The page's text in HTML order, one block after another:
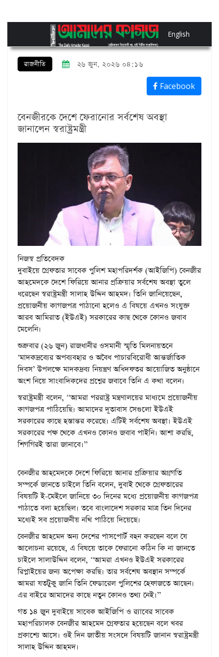
English
রাজনীতি ২৬ জুন, ২০২৬ ০৪:১৬
Facebook
বেনজীরকে দেশে ফেরানোর সর্বশেষ অবস্থা
জানালেন স্বরাষ্ট্রমন্ত্রী
নিজস্ব প্রতিবেদক
দুবাইয়ে গ্রেফতার সাবেক পুলিশ মহাপরিদর্শক (আইজিপি) বেনজীর
আহমেদকে দেশে ফিরিয়ে আনার প্রক্রিয়ার সর্বশেষ অবস্থা তুলে
ধরেছেন স্বরাষ্ট্রমন্ত্রী সালাহ উদ্দিন আহমদ। তিনি জানিয়েছেন,
প্রয়োজনীয় কাগজপত্র পাঠানো হলেও এ বিষয়ে এখনও সংযুক্ত
আরব আমিরাত (ইউএই) সরকারের কাছ থেকে কোনও জবাব
মেলেনি।
শুক্রবার (২৬ জুন) রাজধানীর ওসমানী স্মৃতি মিলনায়তনে
‘মাদকদ্রব্যের অপব্যবহার ও অবৈধ পাচারবিরোধী আন্তর্জাতিক
দিবস’ উপলক্ষে মাদকদ্রব্য নিয়ন্ত্রণ অধিদফতর আয়োজিত অনুষ্ঠানে
অংশ নিয়ে সাংবাদিকদের প্রশ্নের জবাবে তিনি এ কথা বলেন।
স্বরাষ্ট্রমন্ত্রী বলেন, ‘‘আমরা পররাষ্ট্র মন্ত্রণালয়ের মাধ্যমে প্রয়োজনীয়
কাগজপত্র পাঠিয়েছি। আমাদের দূতাবাস সেগুলো ইউএই
সরকারের কাছে হস্তান্তর করেছে। এটিই সর্বশেষ অবস্থা। ইউএই
সরকারের পক্ষ থেকে এখনও কোনও জবাব পাইনি। আশা করছি,
শিগগিরই তারা জানাবে।’’
বেনজীর আহমেদকে দেশে ফিরিয়ে আনার প্রক্রিয়ার অগ্রগতি
সম্পর্কে জানতে চাইলে তিনি বলেন, দুবাই থেকে গ্রেফতারের
বিষয়টি ই-মেইলে জানিয়ে ৩০ দিনের মধ্যে প্রয়োজনীয় কাগজপত্র
পাঠাতে বলা হয়েছিল। তবে বাংলাদেশ সরকার মাত্র তিন দিনের
মধ্যেই সব প্রয়োজনীয় নথি পাঠিয়ে দিয়েছে।
বেনজীর আহমেদ অন্য দেশের পাসপোর্ট বহন করছেন বলে যে
আলোচনা রয়েছে, এ বিষয়ে তাকে ফেরানো কঠিন কি না জানতে
চাইলে সালাউদ্দিন বলেন, ‘‘আমরা এখনও ইউএই সরকারের
রিপ্লাইয়ের জন্য অপেক্ষা করছি। তার সর্বশেষ অবস্থান সম্পর্কে
আমরা যতটুকু জানি তিনি ফেডারেল পুলিশের হেফাজতে আছেন।
এর বাইরে আমাদের কাছে নতুন কোনও তথ্য নেই।’’
গত ১৪ জুন দুবাইয়ে সাবেক আইজিপি ও র‌্যাবের সাবেক
মহাপরিচালক বেনজীর আহমেদ গ্রেফতার হয়েছেন বলে খবর
প্রকাশ্যে আসে। ওই দিন জাতীয় সংসদে বিষয়টি জানান স্বরাষ্ট্রমন্ত্রী
সালাহ উদ্দিন আহমদ।